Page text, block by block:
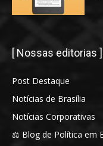
[ Nossas editorias ]
Post Destaque
Notícias de Brasília
Notícias Corporativas
⚖️ Blog de Política em